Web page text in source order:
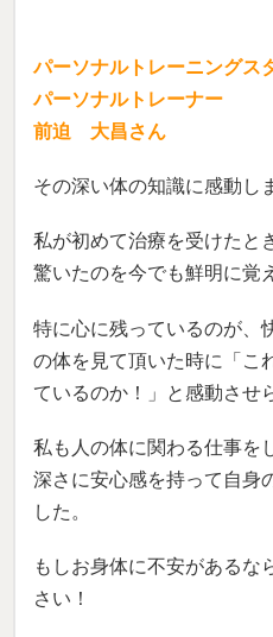
その深い体の知識に感動し
私が初めて治療を受けたと
の体を見て頂いた時に「こ
ているのか！」と感動させ
私も人の体に関わる仕事を
深さに安心感を持って自身
した。
もしお身体に不安があるな
さい！